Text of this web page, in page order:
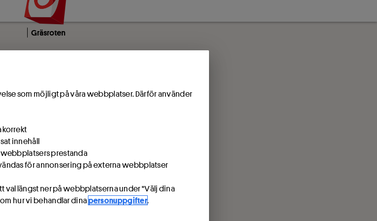
Gräsroten
som möjligt på våra webbplatser. Därför använder
korrekt
innehåll
prestanda
för annonsering på externa webbplatser
val längst ner på webbplatserna under "Välj dina
hur vi behandlar dinapersonuppgifter.